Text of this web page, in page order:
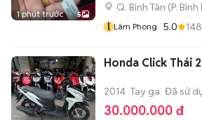
1 phút trước 5
Q. Bình Tân (P.
l Lâm Phong 5.0 148
Honda Click Thái
2014 Tay ga Đã sử
30.000.000 đ